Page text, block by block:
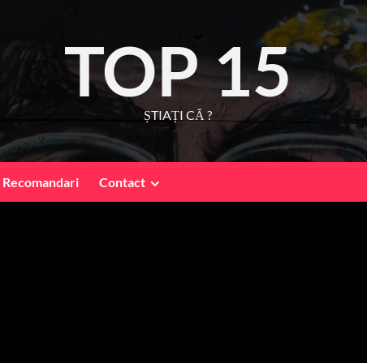
TOP 15
ȘTIAȚI CĂ ?
Recomandari Contact